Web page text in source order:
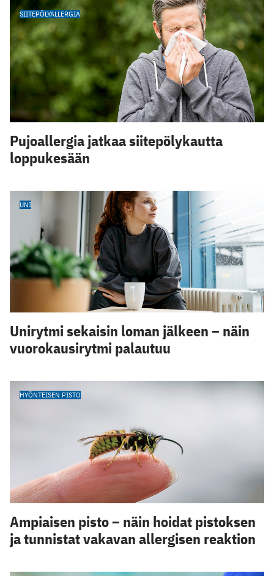
SIITEPÖLYALLERGIA
Pujoallergia jatkaa siitepölykautta
loppukesään
UNI
Unirytmi sekaisin loman jälkeen – näin
vuorokausirytmi palautuu
HYÖNTEISEN PISTO
Ampiaisen pisto – näin hoidat pistoksen
ja tunnistat vakavan allergisen reaktion